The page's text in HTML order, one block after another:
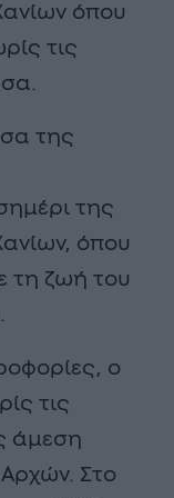
όπου
τις
της
της
όπου
τη ζωή του
ο
τις
άμεση
Στο